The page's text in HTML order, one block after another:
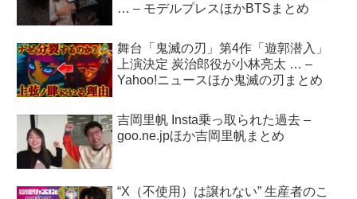
… – モデルプレスほかBTSまとめ
舞台「鬼滅の刃」第4作「遊郭潜入」
上演決定 炭治郎役が小林亮太 … –
Yahoo!ニュースほか鬼滅の刃まとめ
吉岡里帆 Insta乗っ取られた過去 –
goo.ne.jpほか吉岡里帆まとめ
“X（不使用）は譲れない” 生産者のこ